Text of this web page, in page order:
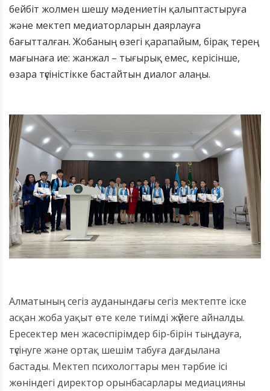
бейбіт жолмен шешу мәдениетін қалыптастыруға
және мектеп медиаторларын даярлауға
бағытталған. Жобаның өзегі қарапайым, бірақ терең
мағынаға ие: жанжал – тығырық емес, керісінше,
өзара түсіністікке бастайтын диалог алаңы.
Алматының сегіз ауданындағы сегіз мектепте іске
асқан жоба уақыт өте келе тиімді жүйеге айналды.
Ересектер мен жасөспірімдер бір-бірін тыңдауға,
түсінуге және ортақ шешім табуға дағдылана
бастады. Мектеп психологтары мен тәрбие ісі
жөніндегі директор орынбасарлары медиацияны